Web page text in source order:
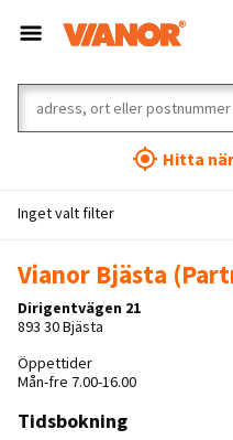
Vianor Bil &
Hitta
Inget valt filter
Vianor Bjästa
Dirigentvägen 21
893 30 Bjästa
Öppettider
Mån-fre 7.00-16.00
Tidsbokning